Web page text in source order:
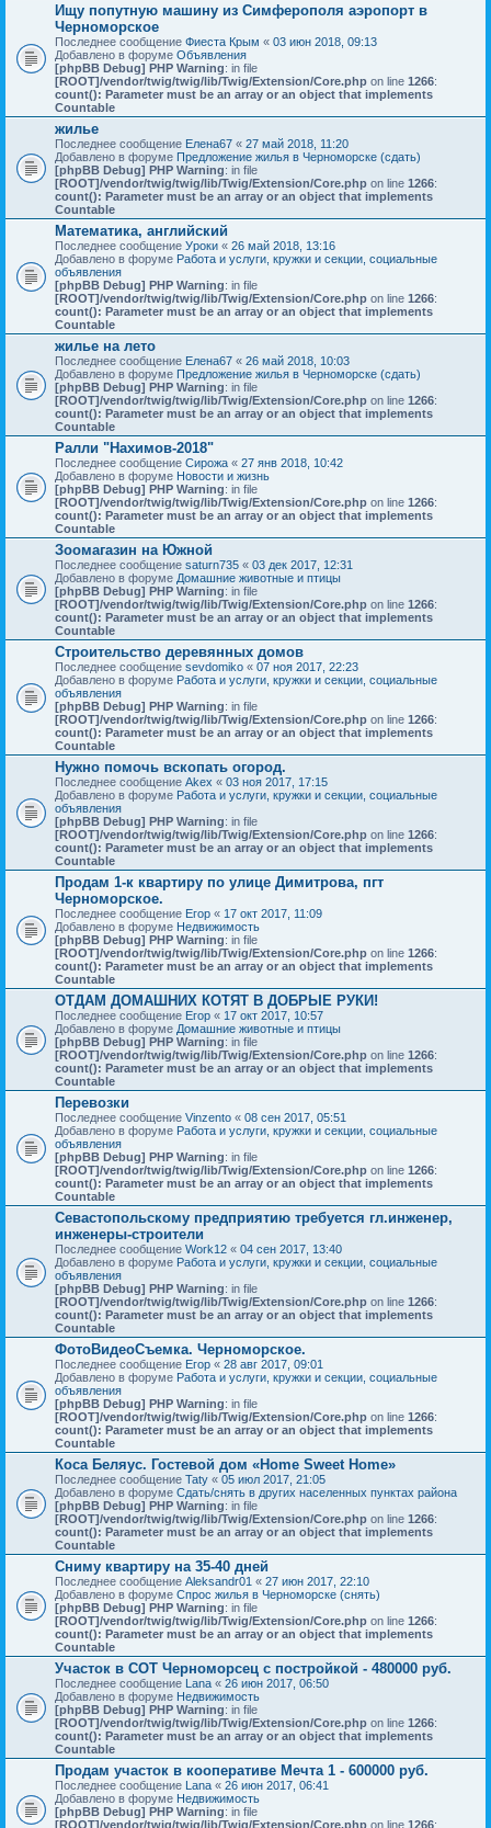
Ищу попутную машину из Симферополя аэропорт в
Черноморское
Последнее сообщение Фиеста Крым « 03 июн 2018, 09:13
Добавлено в форуме Объявления
[phpBB Debug] PHP Warning: in file
[ROOT]/vendor/twig/twig/lib/Twig/Extension/Core.php on line 1266:
count(): Parameter must be an array or an object that implements
Countable
жилье
Последнее сообщение Елена67 « 27 май 2018, 11:20
Добавлено в форуме Предложение жилья в Черноморске (сдать)
[phpBB Debug] PHP Warning: in file
[ROOT]/vendor/twig/twig/lib/Twig/Extension/Core.php on line 1266:
count(): Parameter must be an array or an object that implements
Countable
Математика, английский
Последнее сообщение Уроки « 26 май 2018, 13:16
Добавлено в форуме Работа и услуги, кружки и секции, социальные
объявления
[phpBB Debug] PHP Warning: in file
[ROOT]/vendor/twig/twig/lib/Twig/Extension/Core.php on line 1266:
count(): Parameter must be an array or an object that implements
Countable
жилье на лето
Последнее сообщение Елена67 « 26 май 2018, 10:03
Добавлено в форуме Предложение жилья в Черноморске (сдать)
[phpBB Debug] PHP Warning: in file
[ROOT]/vendor/twig/twig/lib/Twig/Extension/Core.php on line 1266:
count(): Parameter must be an array or an object that implements
Countable
Ралли "Нахимов-2018"
Последнее сообщение Сирожа « 27 янв 2018, 10:42
Добавлено в форуме Новости и жизнь
[phpBB Debug] PHP Warning: in file
[ROOT]/vendor/twig/twig/lib/Twig/Extension/Core.php on line 1266:
count(): Parameter must be an array or an object that implements
Countable
Зоомагазин на Южной
Последнее сообщение saturn735 « 03 дек 2017, 12:31
Добавлено в форуме Домашние животные и птицы
[phpBB Debug] PHP Warning: in file
[ROOT]/vendor/twig/twig/lib/Twig/Extension/Core.php on line 1266:
count(): Parameter must be an array or an object that implements
Countable
Строительство деревянных домов
Последнее сообщение sevdomiko « 07 ноя 2017, 22:23
Добавлено в форуме Работа и услуги, кружки и секции, социальные
объявления
[phpBB Debug] PHP Warning: in file
[ROOT]/vendor/twig/twig/lib/Twig/Extension/Core.php on line 1266:
count(): Parameter must be an array or an object that implements
Countable
Нужно помочь вскопать огород.
Последнее сообщение Akex « 03 ноя 2017, 17:15
Добавлено в форуме Работа и услуги, кружки и секции, социальные
объявления
[phpBB Debug] PHP Warning: in file
[ROOT]/vendor/twig/twig/lib/Twig/Extension/Core.php on line 1266:
count(): Parameter must be an array or an object that implements
Countable
Продам 1-к квартиру по улице Димитрова, пгт
Черноморское.
Последнее сообщение Егор « 17 окт 2017, 11:09
Добавлено в форуме Недвижимость
[phpBB Debug] PHP Warning: in file
[ROOT]/vendor/twig/twig/lib/Twig/Extension/Core.php on line 1266:
count(): Parameter must be an array or an object that implements
Countable
ОТДАМ ДОМАШНИХ КОТЯТ В ДОБРЫЕ РУКИ!
Последнее сообщение Егор « 17 окт 2017, 10:57
Добавлено в форуме Домашние животные и птицы
[phpBB Debug] PHP Warning: in file
[ROOT]/vendor/twig/twig/lib/Twig/Extension/Core.php on line 1266:
count(): Parameter must be an array or an object that implements
Countable
Перевозки
Последнее сообщение Vinzento « 08 сен 2017, 05:51
Добавлено в форуме Работа и услуги, кружки и секции, социальные
объявления
[phpBB Debug] PHP Warning: in file
[ROOT]/vendor/twig/twig/lib/Twig/Extension/Core.php on line 1266:
count(): Parameter must be an array or an object that implements
Countable
Севастопольскому предприятию требуется гл.инженер,
инженеры-строители
Последнее сообщение Work12 « 04 сен 2017, 13:40
Добавлено в форуме Работа и услуги, кружки и секции, социальные
объявления
[phpBB Debug] PHP Warning: in file
[ROOT]/vendor/twig/twig/lib/Twig/Extension/Core.php on line 1266:
count(): Parameter must be an array or an object that implements
Countable
ФотоВидеоСъемка. Черноморское.
Последнее сообщение Егор « 28 авг 2017, 09:01
Добавлено в форуме Работа и услуги, кружки и секции, социальные
объявления
[phpBB Debug] PHP Warning: in file
[ROOT]/vendor/twig/twig/lib/Twig/Extension/Core.php on line 1266:
count(): Parameter must be an array or an object that implements
Countable
Коса Беляус. Гостевой дом «Home Sweet Home»
Последнее сообщение Taty « 05 июл 2017, 21:05
Добавлено в форуме Сдать/снять в других населенных пунктах района
[phpBB Debug] PHP Warning: in file
[ROOT]/vendor/twig/twig/lib/Twig/Extension/Core.php on line 1266:
count(): Parameter must be an array or an object that implements
Countable
Сниму квартиру на 35-40 дней
Последнее сообщение Aleksandr01 « 27 июн 2017, 22:10
Добавлено в форуме Спрос жилья в Черноморске (снять)
[phpBB Debug] PHP Warning: in file
[ROOT]/vendor/twig/twig/lib/Twig/Extension/Core.php on line 1266:
count(): Parameter must be an array or an object that implements
Countable
Участок в СОТ Черноморсец с постройкой - 480000 руб.
Последнее сообщение Lana « 26 июн 2017, 06:50
Добавлено в форуме Недвижимость
[phpBB Debug] PHP Warning: in file
[ROOT]/vendor/twig/twig/lib/Twig/Extension/Core.php on line 1266:
count(): Parameter must be an array or an object that implements
Countable
Продам участок в кооперативе Мечта 1 - 600000 руб.
Последнее сообщение Lana « 26 июн 2017, 06:41
Добавлено в форуме Недвижимость
[phpBB Debug] PHP Warning: in file
[ROOT]/vendor/twig/twig/lib/Twig/Extension/Core.php on line 1266: